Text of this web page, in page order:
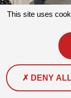
retraités CFDT :
Le syndicat des
This site uses
DENY